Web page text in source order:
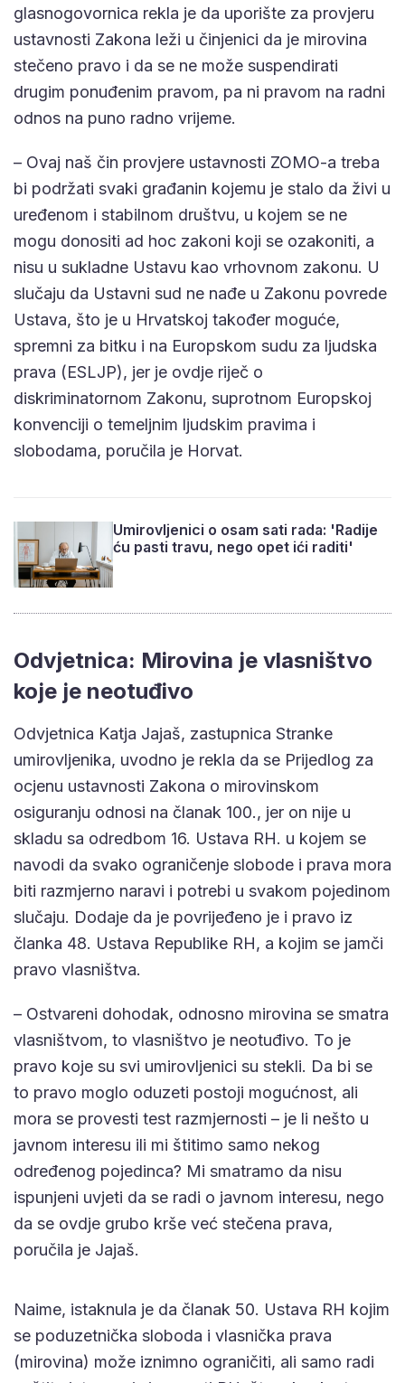
glasnogovornica rekla je da uporište za provjeru
ustavnosti Zakona leži u činjenici da je mirovina
stečeno pravo i da se ne može suspendirati
drugim ponuđenim pravom, pa ni pravom na radni
odnos na puno radno vrijeme.
– Ovaj naš čin provjere ustavnosti ZOMO-a treba
bi podržati svaki građanin kojemu je stalo da živi u
uređenom i stabilnom društvu, u kojem se ne
mogu donositi ad hoc zakoni koji se ozakoniti, a
nisu u sukladne Ustavu kao vrhovnom zakonu. U
slučaju da Ustavni sud ne nađe u Zakonu povrede
Ustava, što je u Hrvatskoj također moguće,
spremni za bitku i na Europskom sudu za ljudska
prava (ESLJP), jer je ovdje riječ o
diskriminatornom Zakonu, suprotnom Europskoj
konvenciji o temeljnim ljudskim pravima i
slobodama, poručila je Horvat.
Umirovljenici o osam sati rada: 'Radije
ću pasti travu, nego opet ići raditi'
Odvjetnica: Mirovina je vlasništvo
koje je neotuđivo
Odvjetnica Katja Jajaš, zastupnica Stranke
umirovljenika, uvodno je rekla da se Prijedlog za
ocjenu ustavnosti Zakona o mirovinskom
osiguranju odnosi na članak 100., jer on nije u
skladu sa odredbom 16. Ustava RH. u kojem se
navodi da svako ograničenje slobode i prava mora
biti razmjerno naravi i potrebi u svakom pojedinom
slučaju. Dodaje da je povrijeđeno je i pravo iz
članka 48. Ustava Republike RH, a kojim se jamči
pravo vlasništva.
– Ostvareni dohodak, odnosno mirovina se smatra
vlasništvom, to vlasništvo je neotuđivo. To je
pravo koje su svi umirovljenici su stekli. Da bi se
to pravo moglo oduzeti postoji mogućnost, ali
mora se provesti test razmjernosti – je li nešto u
javnom interesu ili mi štitimo samo nekog
određenog pojedinca? Mi smatramo da nisu
ispunjeni uvjeti da se radi o javnom interesu, nego
da se ovdje grubo krše već stečena prava,
poručila je Jajaš.
Naime, istaknula je da članak 50. Ustava RH kojim
se poduzetnička sloboda i vlasnička prava
(mirovina) može iznimno ograničiti, ali samo radi